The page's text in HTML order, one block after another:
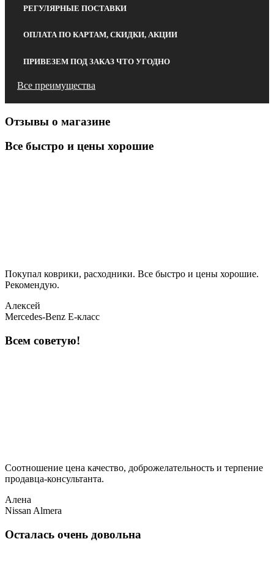
РЕГУЛЯРНЫЕ ПОСТАВКИ
ОПЛАТА ПО КАРТАМ, СКИДКИ, АКЦИИ
ПРИВЕЗЕМ ПОД ЗАКАЗ ЧТО УГОДНО
Все преимущества
Отзывы о магазине
Все быстро и цены хорошие
Покупал коврики, расходники. Все быстро и цены хорошие.
Рекомендую.
Алексей
Mercedes-Benz E-класс
Всем советую!
Соотношение цена качество, доброжелательность и терпение
продавца-консультанта.
Алена
Nissan Almera
Осталась очень довольна